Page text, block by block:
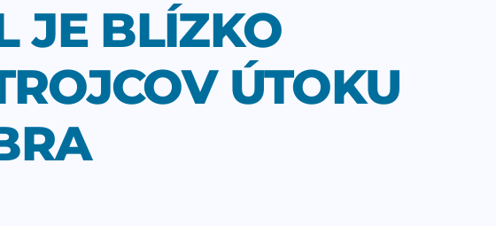
JE BLÍZKO
ÚTOKU